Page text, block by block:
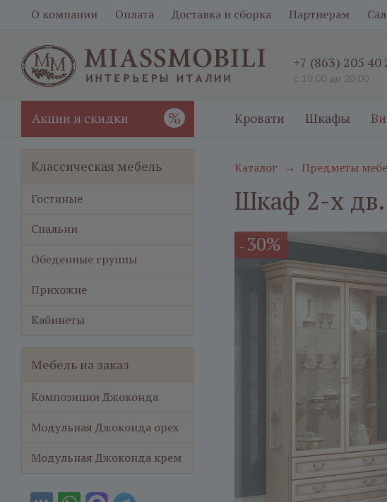
О компании Оплата Доставка и сборка Партнерам
+7 (863) 205 40
с 10:00 до 20:00
Акции и скидки % Кровати Шкафы
Каталог → Предметы
Шкаф 2-х
- 30%
Классическая мебель
Гостиные
Спальни
Обеденные группы
Прихожие
Кабинеты
Мебель на заказ
Композиции Джоконда
Модульная Джоконда орех
Модульная Джоконда крем